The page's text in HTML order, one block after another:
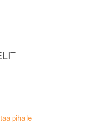
pihalle